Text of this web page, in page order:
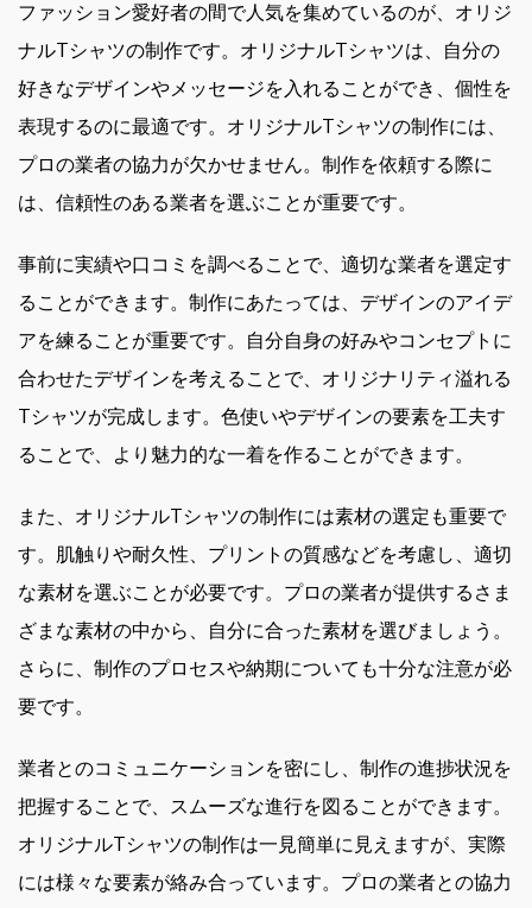
ファッション愛好者の間で人気を集めているのが、オリジ
ナルTシャツの制作です。 オリジナルTシャツは、自分の
好きなデザインやメッセージを入れることができ、個性を
表現するのに最適です。オリジナルTシャツの制作には、
プロの業者の協力が欠かせません。制作を依頼する際に
は、信頼性のある業者を選ぶことが重要です。
事前に実績や口コミを調べることで、適切な業者を選定す
ることができます。制作にあたっては、デザインのアイデ
アを練ることが重要です。自分自身の好みやコンセプトに
合わせたデザインを考えることで、オリジナリティ溢れる
Tシャツが完成します。色使いやデザインの要素を工夫す
ることで、より魅力的な一着を作ることができます。
また、オリジナルTシャツの制作には素材の選定も重要で
す。肌触りや耐久性、プリントの質感などを考慮し、適切
な素材を選ぶことが必要です。プロの業者が提供するさま
ざまな素材の中から、自分に合った素材を選びましょう。
さらに、制作のプロセスや納期についても十分な注意が必
要です。
業者とのコミュニケーションを密にし、制作の進捗状況を
把握することで、スムーズな進行を図ることができます。
オリジナルTシャツの制作は一見簡単に見えますが、実際
には様々な要素が絡み合っています。プロの業者との協力